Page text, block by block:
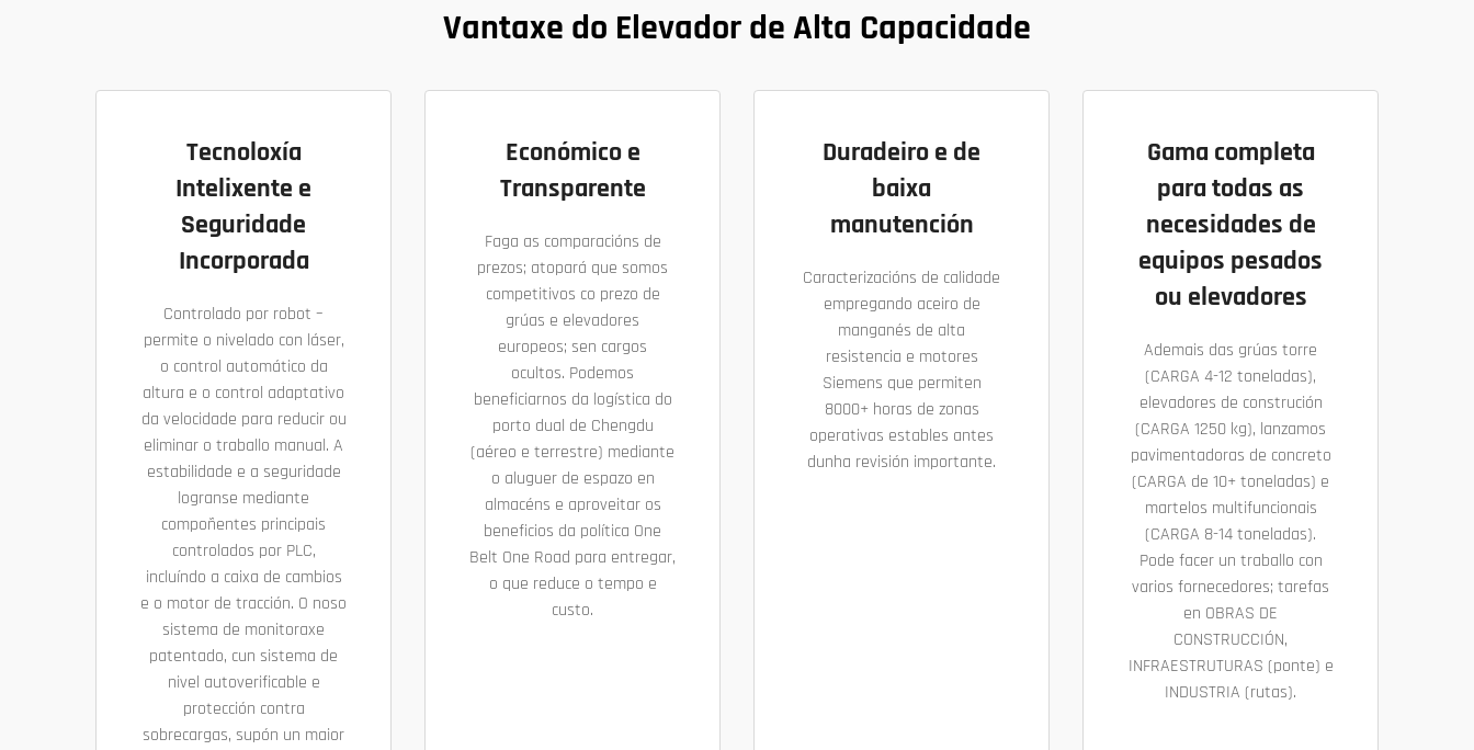
Vantaxe do Elevador de Alta Capacidade
Tecnoloxía
Intelixente e
Seguridade
Incorporada
Controlado por robot –
permite o nivelado con láser,
o control automático da
altura e o control adaptativo
da velocidade para reducir ou
eliminar o traballo manual. A
estabilidade e a seguridade
logranse mediante
compoñentes principais
controlados por PLC,
incluíndo a caixa de cambios
e o motor de tracción. O noso
sistema de monitoraxe
patentado, cun sistema de
nivel autoverificable e
protección contra
sobrecargas, supón un maior
Económico e
Transparente
Faga as comparacións de
prezos; atopará que somos
competitivos co prezo de
grúas e elevadores
europeos; sen cargos
ocultos. Podemos
beneficiarnos da logística do
porto dual de Chengdu
(aéreo e terrestre) mediante
o aluguer de espazo en
almacéns e aproveitar os
beneficios da política One
Belt One Road para entregar,
o que reduce o tempo e
custo.
Duradeiro e de
baixa
manutención
Caracterizacións de calidade
empregando aceiro de
manganés de alta
resistencia e motores
Siemens que permiten
8000+ horas de zonas
operativas estables antes
dunha revisión importante.
Gama completa
para todas as
necesidades de
equipos pesados
ou elevadores
Ademais das grúas torre
(CARGA 4-12 toneladas),
elevadores de construción
(CARGA 1250 kg), lanzamos
pavimentadoras de concreto
(CARGA de 10+ toneladas) e
martelos multifuncionais
(CARGA 8-14 toneladas).
Pode facer un traballo con
varios fornecedores; tarefas
en OBRAS DE
CONSTRUCCIÓN,
INFRAESTRUTURAS (ponte) e
INDUSTRIA (rutas).